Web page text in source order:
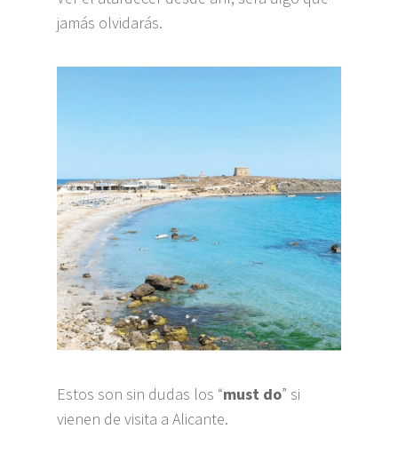
jamás olvidarás.
Estos son sin dudas los “must do” si
vienen de visita a Alicante.